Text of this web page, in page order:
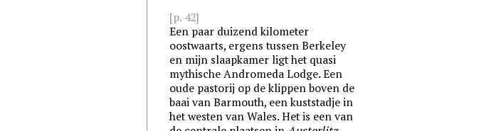
[p. 42]
Een paar duizend kilometer
oostwaarts, ergens tussen Berkeley
en mijn slaapkamer ligt het quasi
mythische Andromeda Lodge. Een
oude pastorij op de klippen boven de
baai van Barmouth, een kuststadje in
het westen van Wales. Het is een van